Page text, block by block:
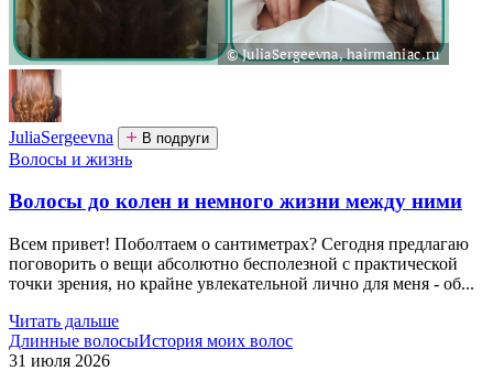
JuliaSergeevna В подруги
Волосы и жизнь
Волосы до колен и немного жизни между ними
Всем привет! Поболтаем о сантиметрах? Сегодня предлагаю
поговорить о вещи абсолютно бесполезной с практической
точки зрения, но крайне увлекательной лично для меня - об...
Читать дальше
Длинные волосыИстория моих волос
31 июля 2026